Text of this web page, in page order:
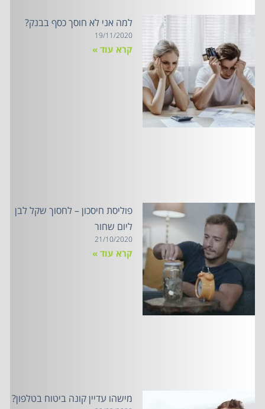
למה אני לא חוסך כסף בבנק?
19/11/2020
קרא עוד »
פוליסת חיסכון – לחסוך שקל לבן
ליום שחור
21/10/2020
קרא עוד »
מישהו עדיין קונה ביטוח בטלפון?